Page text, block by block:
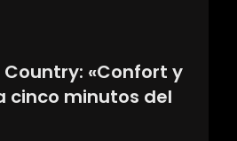
Country: «Confort y
cinco minutos del